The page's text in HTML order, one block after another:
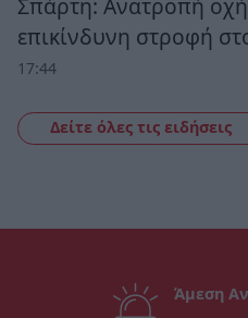
επικίνδυνη στροφή
17:44
Δείτε όλες τις ειδήσεις
Άμεση